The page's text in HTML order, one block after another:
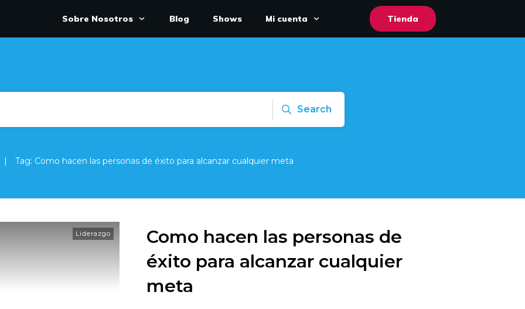
Sobre Nosotros Blog Shows Mi cuenta Tienda
Search
| Tag: Como hacen las personas de éxito para alcanzar cualquier meta
Liderazgo
Como hacen las personas de
éxito para alcanzar cualquier
meta